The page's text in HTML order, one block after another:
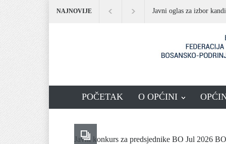
NAJNOVIJE Javni oglas za izbor
POČETAK O OPĆINI
Javni konkurs za predsjednike BO Jul 2026